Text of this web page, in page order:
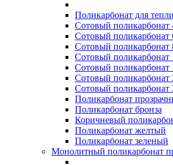
Поликарбонат для
Сотовый поликарбонат
Сотовый поликарбонат
Сотовый поликарбонат
Сотовый поликарбонат
Сотовый поликарбонат
Сотовый поликарбонат
Сотовый поликарбонат
Поликарбонат
Поликарбонат бронза
Коричневый
Поликарбонат желтый
Поликарбонат зеленый
Монолитный поликарбонат